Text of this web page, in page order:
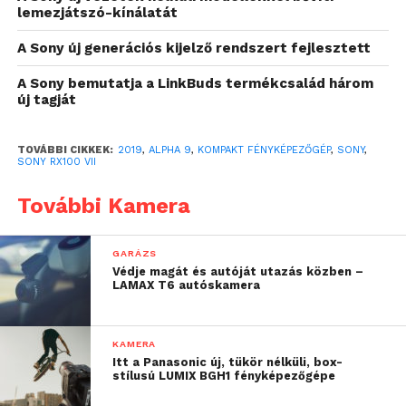
mozgóképfelvételezési funkciók,
köztük a 4K[xi] HDR (HLG)[xii]
képprofil, Valós idejű követéssel és Valós
idejű Eye AF-el, 4K Active SteadyShot™
képstabilizátorral, álló tájolású
integrált mikrofonbemenettel
termékcsalád legújabb tagját, az
full-frame tükör nélküli Alpha 9 fényképezőgéphez
kifejlesztett technológiákat, így azRX100 VIIúj
szintre emeli a teljesítményt a kompakt piacon.
Professzionális szintű funkciói és egyedi megoldásai
magabiztosságot kölcsönöznek a felhasználóknak,
mindezt úgy, hogy bármikor, bárhol gyorsan
elővehető az élet legszebb pillanatainak
lemezjátszó-kínálatát
A Sony új generációs kijelző rendszert fejlesztett
A Sony bemutatja a LinkBuds termékcsalád három
új tagját
TOVÁBBI CIKKEK: 2019, ALPHA 9, KOMPAKT FÉNYKÉPEZŐGÉP, SONY,
SONY RX100 VII
További Kamera
GARÁZS
Védje magát és autóját utazás közben –
LAMAX T6 autóskamera
KAMERA
Itt a Panasonic új, tükör nélküli, box-
stílusú LUMIX BGH1 fényképezőgépe